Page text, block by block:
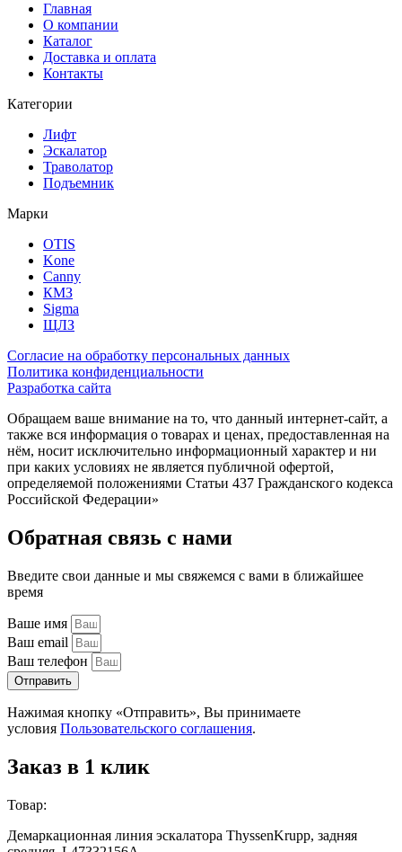
Главная
О компании
Каталог
Доставка и оплата
Контакты
Категории
Лифт
Эскалатор
Траволатор
Подъемник
Марки
OTIS
Kone
Canny
КМЗ
Sigma
ЩЛЗ
Согласие на обработку персональных данных
Политика конфиденциальности
Разработка сайта
Обращаем ваше внимание на то, что данный интернет-сайт, а
также вся информация о товарах и ценах, предоставленная на
нём, носит исключительно информационный характер и ни
при каких условиях не является публичной офертой,
определяемой положениями Статьи 437 Гражданского кодекса
Российской Федерации»
Обратная связь с нами
Введите свои данные и мы свяжемся с вами в ближайшее
время
Ваше имя
Ваш email
Ваш телефон
Отправить
Нажимая кнопку «Отправить», Вы принимаете
условия Пользовательского соглашения.
Заказ в 1 клик
Товар:
Демаркационная линия эскалатора ThyssenKrupp, задняя